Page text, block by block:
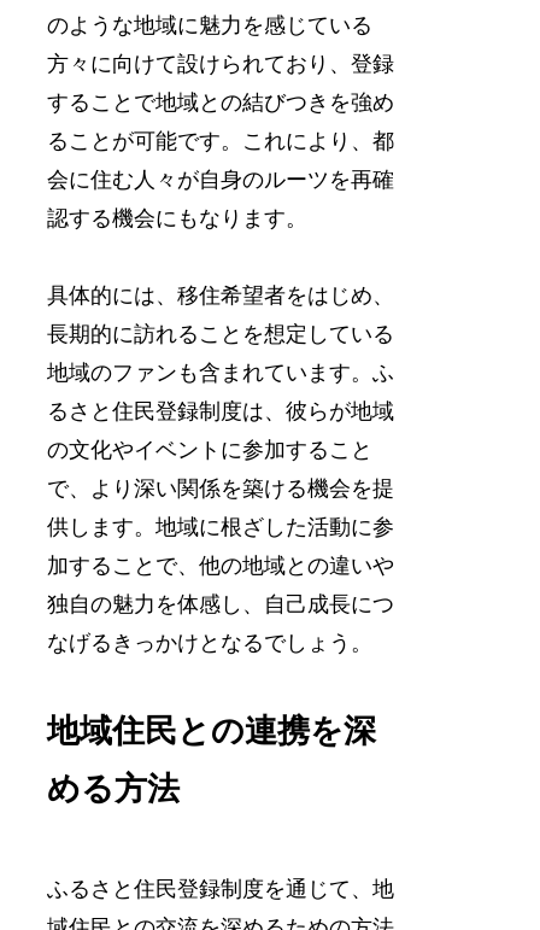
のような地域に魅力を感じている
方々に向けて設けられており、登録
することで地域との結びつきを強め
ることが可能です。これにより、都
会に住む人々が自身のルーツを再確
認する機会にもなります。
具体的には、移住希望者をはじめ、
長期的に訪れることを想定している
地域のファンも含まれています。ふ
るさと住民登録制度は、彼らが地域
の文化やイベントに参加すること
で、より深い関係を築ける機会を提
供します。地域に根ざした活動に参
加することで、他の地域との違いや
独自の魅力を体感し、自己成長につ
なげるきっかけとなるでしょう。
地域住民との連携を深
める方法
ふるさと住民登録制度を通じて、地